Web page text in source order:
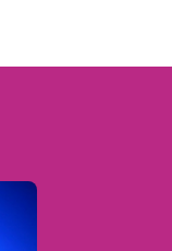
上午09:
委員，